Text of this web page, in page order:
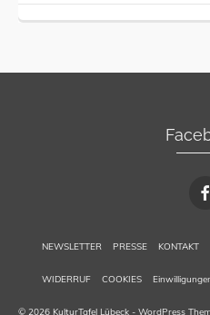
NEWSLETTER PRESSE KONTAKT
WIDERRUF COOKIES
© 2026 KulturTafel Lübeck - WordPress